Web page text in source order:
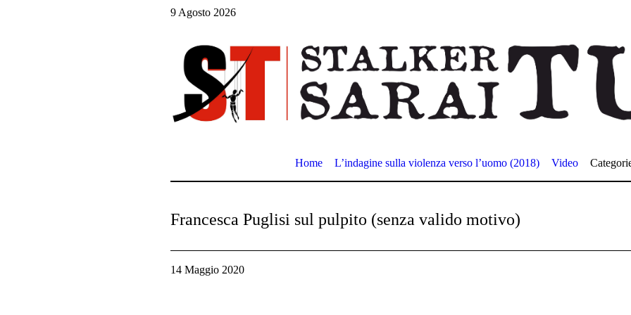
9 Agosto 2026
Home L’indagine sulla violenza verso l’uomo (2018) Video
Francesca Puglisi sul pulpito (senza valido motivo)
14 Maggio 2020